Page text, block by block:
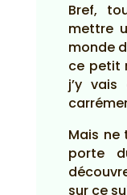
Bref,
mettre
monde
ce petit
j’y
Mais ne
porte
sur ce